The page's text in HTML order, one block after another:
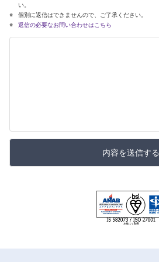
い。
個別に返信はできませんので、ご了承ください。
返信の必要なお問い合わせはこちら
内容を送信する